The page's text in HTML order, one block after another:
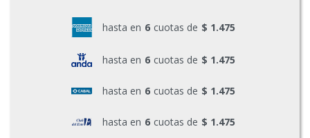
hasta en 6 cuotas de $ 1.475
hasta en 6 cuotas de $ 1.475
hasta en 6 cuotas de $ 1.475
hasta en 6 cuotas de $ 1.475